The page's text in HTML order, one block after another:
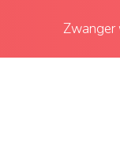
Zwanger